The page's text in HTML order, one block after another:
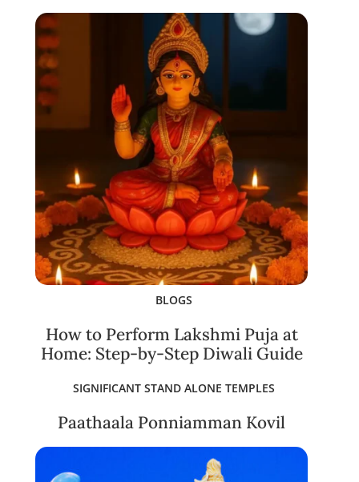
BLOGS
How to Perform Lakshmi Puja at
Home: Step-by-Step Diwali Guide
SIGNIFICANT STAND ALONE TEMPLES
Paathaala Ponniamman Kovil